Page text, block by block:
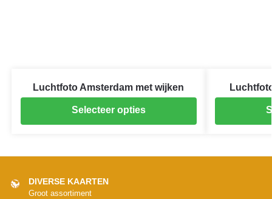
Luchtfoto Amsterdam met wijken
Selecteer opties
DIVERSE KAARTEN
Groot assortiment